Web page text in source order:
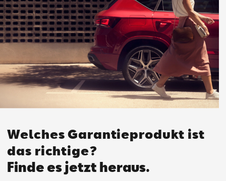
Welches Garantieprodukt ist
das richtige?
Finde es jetzt heraus.